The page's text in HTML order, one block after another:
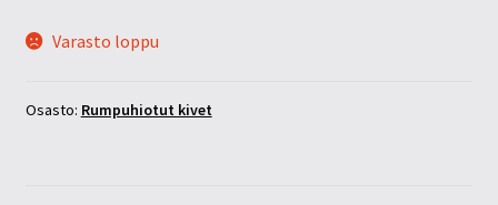
Varasto loppu
Osasto: Rumpuhiotut kivet